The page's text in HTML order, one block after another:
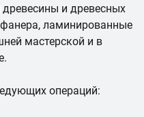
и древесных
ламинированные
мастерской и в
операций: